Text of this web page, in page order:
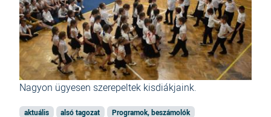
Nagyon ügyesen szerepeltek kisdiákjaink.
aktuális alsó tagozat Programok, beszámolók